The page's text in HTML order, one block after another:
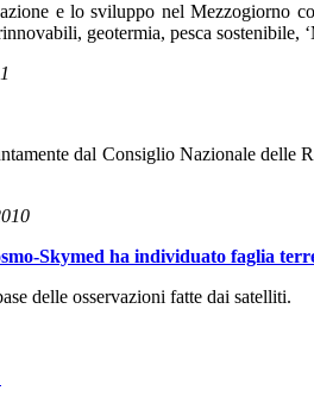
e lo sviluppo nel Mezzogiorno
geotermia, pesca sostenibile,
dal Consiglio Nazionale
Skymed ha individuato faglia
delle osservazioni fatte dai satelliti.